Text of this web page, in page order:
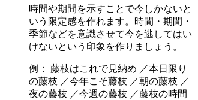
時間や期間を示すことで今しかないと
いう限定感を作れます。時間・期間・
季節などを意識させて今を逃してはい
けないという印象を作りましょう。
例： 藤枝はこれで見納め ／本日限り
の藤枝 ／今年こそ藤枝 ／朝の藤枝 ／
夜の藤枝 ／今週の藤枝 ／藤枝の時間